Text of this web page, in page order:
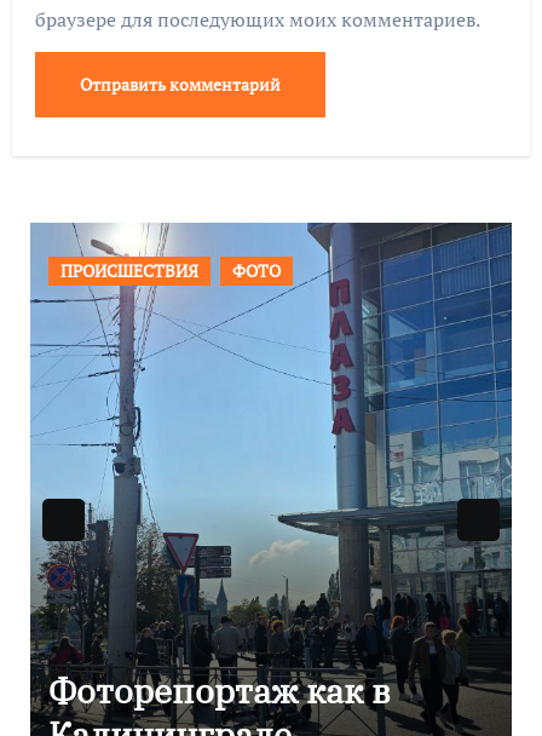
браузере для последующих моих комментариев.
ОБЩЕСТВО ФОТО
В Калининграде